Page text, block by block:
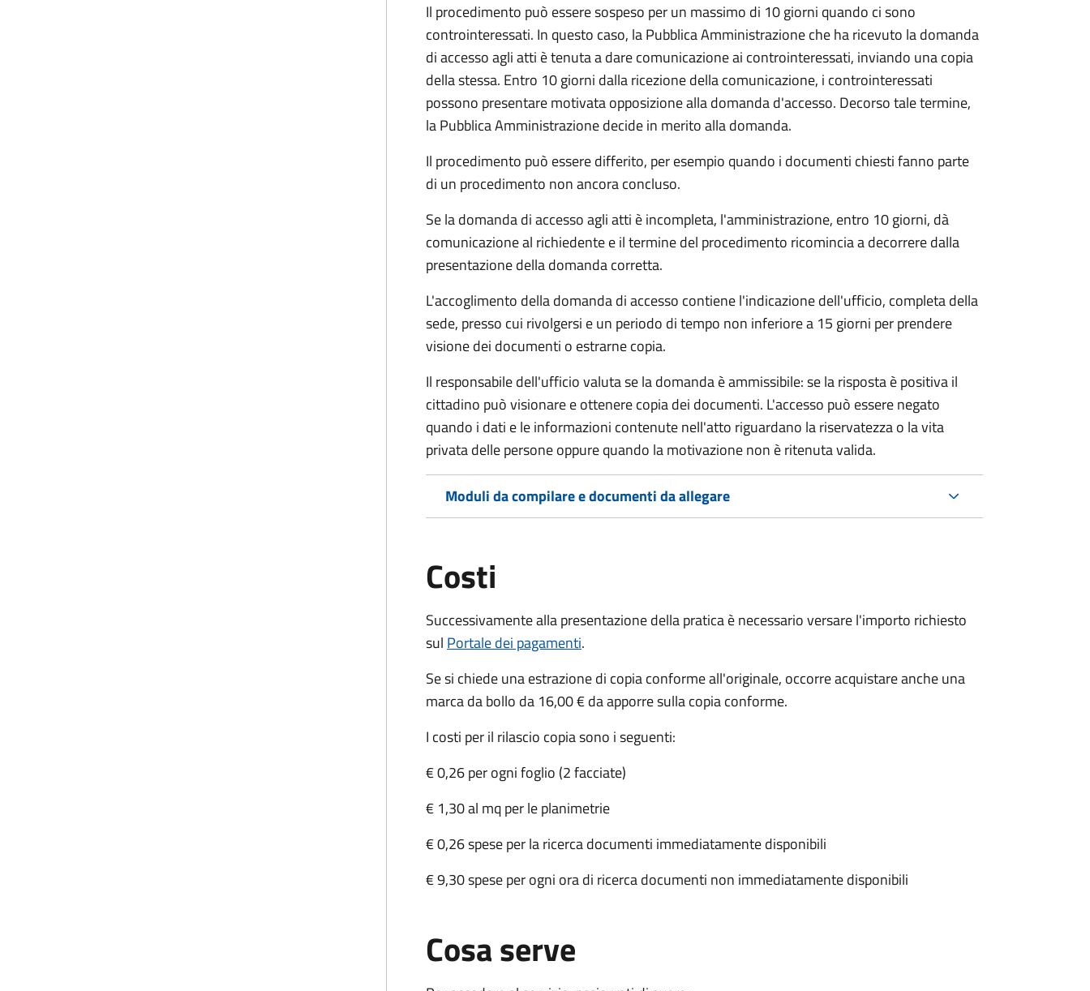
Il procedimento può essere sospeso per un massimo di 10 giorni quando ci sono
controinteressati. In questo caso, la Pubblica Amministrazione che ha ricevuto la domanda
di accesso agli atti è tenuta a dare comunicazione ai controinteressati, inviando una copia
della stessa. Entro 10 giorni dalla ricezione della comunicazione, i controinteressati
possono presentare motivata opposizione alla domanda d'accesso. Decorso tale termine,
la Pubblica Amministrazione decide in merito alla domanda.
Il procedimento può essere differito, per esempio quando i documenti chiesti fanno parte
di un procedimento non ancora concluso.
Se la domanda di accesso agli atti è incompleta, l'amministrazione, entro 10 giorni, dà
comunicazione al richiedente e il termine del procedimento ricomincia a decorrere dalla
presentazione della domanda corretta.
L'accoglimento della domanda di accesso contiene l'indicazione dell'ufficio, completa della
sede, presso cui rivolgersi e un periodo di tempo non inferiore a 15 giorni per prendere
visione dei documenti o estrarne copia.
Il responsabile dell'ufficio valuta se la domanda è ammissibile: se la risposta è positiva il
cittadino può visionare e ottenere copia dei documenti. L'accesso può essere negato
quando i dati e le informazioni contenute nell'atto riguardano la riservatezza o la vita
privata delle persone oppure quando la motivazione non è ritenuta valida.
Moduli da compilare e documenti da allegare
Costi
Successivamente alla presentazione della pratica è necessario versare l'importo richiesto
sul Portale dei pagamenti.
Se si chiede una estrazione di copia conforme all'originale, occorre acquistare anche una
marca da bollo da 16,00 € da apporre sulla copia conforme.
I costi per il rilascio copia sono i seguenti:
€ 0,26 per ogni foglio (2 facciate)
€ 1,30 al mq per le planimetrie
€ 0,26 spese per la ricerca documenti immediatamente disponibili
€ 9,30 spese per ogni ora di ricerca documenti non immediatamente disponibili
Cosa serve